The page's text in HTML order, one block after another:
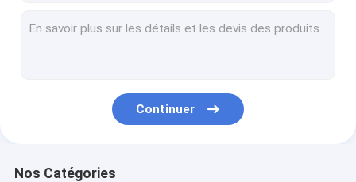
Filtre de HEPA faisant la machine
Continuer
Nos Catégories